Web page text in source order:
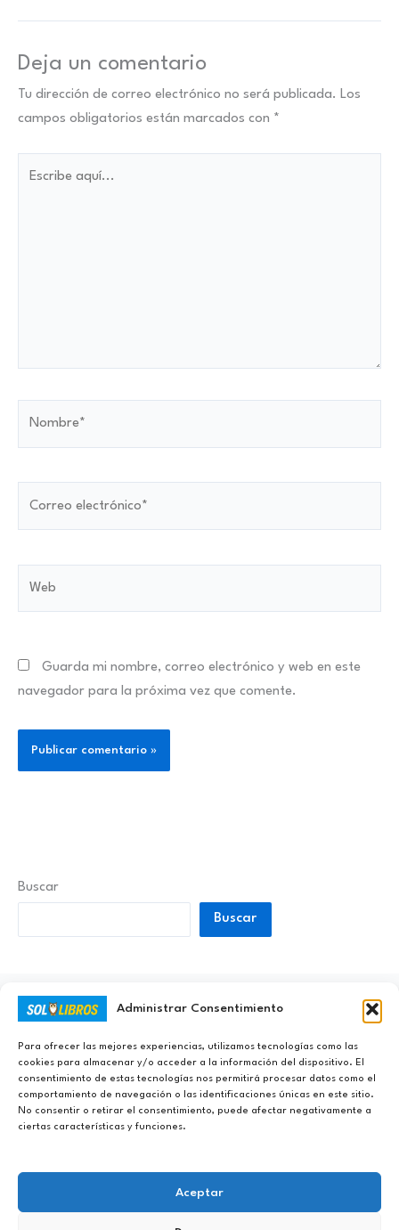
Administrar Consentimiento
Para ofrecer las mejores experiencias, utilizamos tecnologías como las
cookies para almacenar y/o acceder a la información del dispositivo. El
consentimiento de estas tecnologías nos permitirá procesar datos como el
comportamiento de navegación o las identificaciones únicas en este sitio.
No consentir o retirar el consentimiento, puede afectar negativamente a
ciertas características y funciones.
Aceptar
Deja un comentario
Tu dirección de correo electrónico no será publicada. Los
campos obligatorios están marcados con *
Guarda mi nombre, correo electrónico y web en este
navegador para la próxima vez que comente.
Buscar
Buscar
Ayúdanos a Nunca Dejar de Aprender